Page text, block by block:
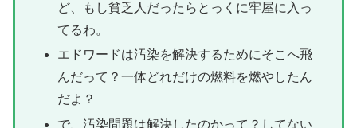
ど、もし貧乏人だったらとっくに牢屋に入っ
てるわ。
エドワードは汚染を解決するためにそこへ飛
んだって？一体どれだけの燃料を燃やしたん
だよ？
で、汚染問題は解決したのかって？してない